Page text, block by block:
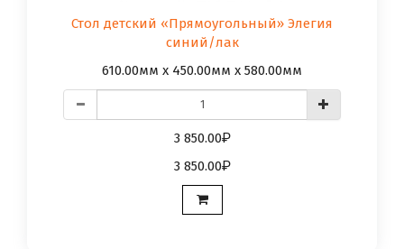
Стол детский «Прямоугольный» Элегия
синий/лак
610.00мм x 450.00мм x 580.00мм
3 850.00
3 850.00